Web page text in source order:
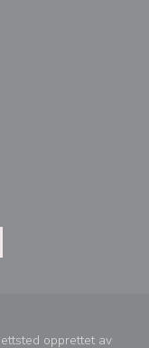
i et nytt vindu))
((åpner i et nytt
opprettet av